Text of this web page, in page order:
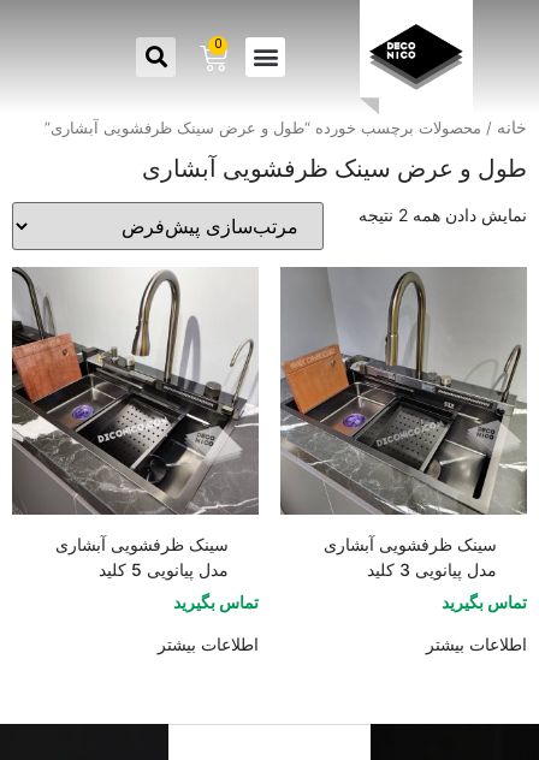
0
خانه / محصولات برچسب خورده “طول و عرض سینک ظرفشویی آبشاری”
طول و عرض سینک ظرفشویی آبشاری
نمایش دادن همه 2 نتیجه
سینک ظرفشویی آبشاری
مدل پیانویی 3 کلید
تماس بگیرید
اطلاعات بیشتر
سینک ظرفشویی آبشاری
مدل پیانویی 5 کلید
تماس بگیرید
اطلاعات بیشتر